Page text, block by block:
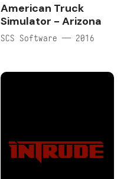
American Truck
Simulator - Arizona
SCS Software — 2016